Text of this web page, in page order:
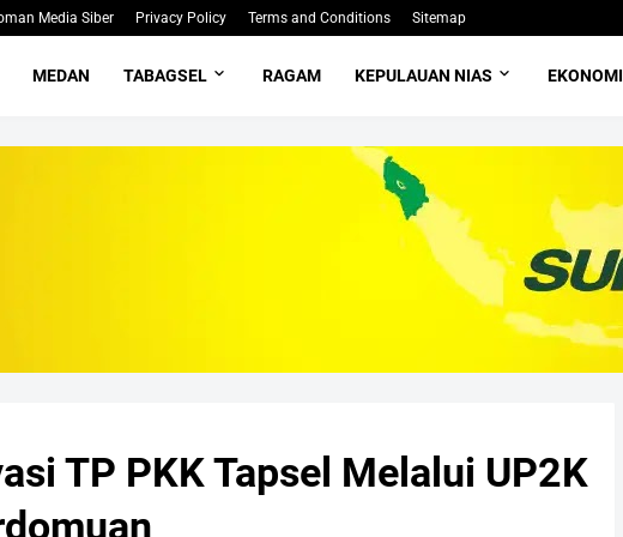
Media Siber Privacy Policy Terms and Conditions Sitemap
MEDAN TABAGSEL RAGAM KEPULAUAN NIAS EKONOMI
TP PKK Tapsel Melalui UP2K